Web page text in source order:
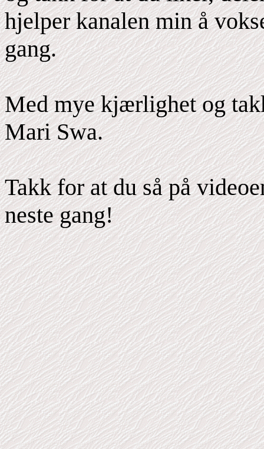
hjelper kanalen min å
gang.
Med mye kjærlighet og
Mari Swa.
Takk for at du så på
neste gang!